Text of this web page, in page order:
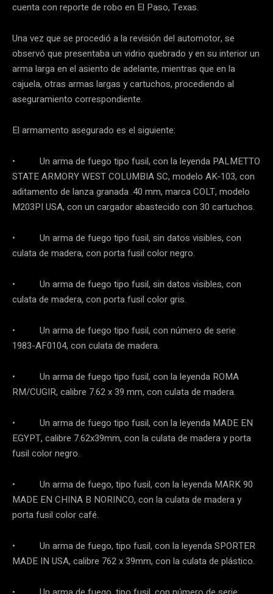
cuenta con reporte de robo en El Paso, Texas.
Una vez que se procedió a la revisión del automotor, se
observó que presentaba un vidrio quebrado y en su interior un
arma larga en el asiento de adelante, mientras que en la
cajuela, otras armas largas y cartuchos, procediendo al
aseguramiento correspondiente.
El armamento asegurado es el siguiente:
• Un arma de fuego tipo fusil, con la leyenda PALMETTO
STATE ARMORY WEST COLUMBIA SC, modelo AK-103, con
aditamento de lanza granada .40 mm, marca COLT, modelo
M203PI USA, con un cargador abastecido con 30 cartuchos.
• Un arma de fuego tipo fusil, sin datos visibles, con
culata de madera, con porta fusil color negro.
• Un arma de fuego tipo fusil, sin datos visibles, con
culata de madera, con porta fusil color gris.
• Un arma de fuego tipo fusil, con número de serie
1983-AF0104, con culata de madera.
• Un arma de fuego tipo fusil, con la leyenda ROMA
RM/CUGIR, calibre 7.62 x 39 mm, con culata de madera.
• Un arma de fuego tipo fusil, con la leyenda MADE EN
EGYPT, calibre 7.62x39mm, con la culata de madera y porta
fusil color negro.
• Un arma de fuego, tipo fusil, con la leyenda MARK 90
MADE EN CHINA B NORINCO, con la culata de madera y
porta fusil color café.
• Un arma de fuego, tipo fusil, con la leyenda SPORTER
MADE IN USA, calibre 762 x 39mm, con la culata de plástico.